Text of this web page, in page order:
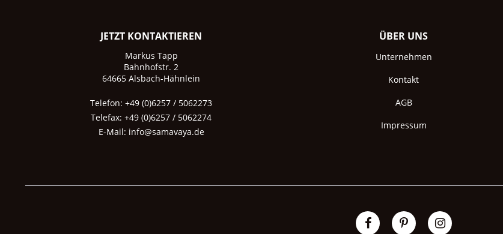
JETZT KONTAKTIEREN
Markus Tapp
Bahnhofstr. 2
64665 Alsbach-Hähnlein
Telefon: +49 (0)6257 / 5062273
Telefax: +49 (0)6257 / 5062274
E-Mail: info@samavaya.de
ÜBER UNS
Unternehmen
Kontakt
AGB
Impressum